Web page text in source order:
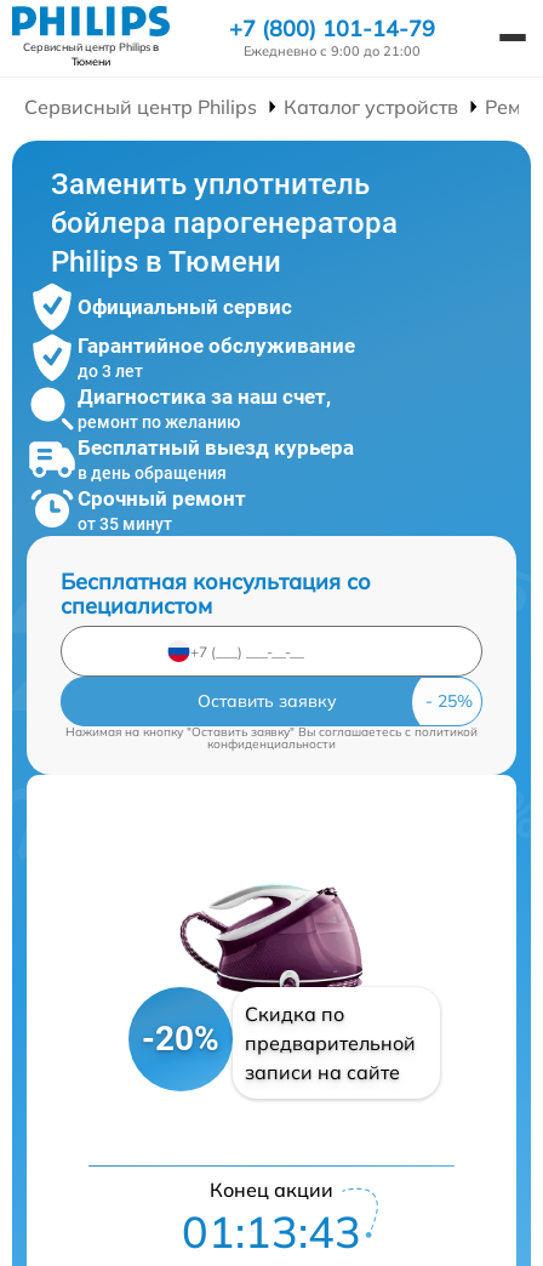
Сервисный центр Philipsв
Тюмени
+7 (800) 101-14-79
Ежедневно с 9:00 до 21:00
Сервисный центр Philips Каталог устройств
Заменить уплотнитель
бойлера парогенератора
Philips в Тюмени
Официальный сервис
Гарантийное обслуживание
до 3 лет
Диагностика за наш счет,
ремонт по желанию
Бесплатный выезд курьера
в день обращения
Срочный ремонт
от 35 минут
Бесплатная консультация со
специалистом
Оставить заявку
Нажимая на кнопку "Оставить заявку" Вы соглашаетесь c политикой
конфиденциальности
-20%
Скидка по
предварительной
записи на сайте
Конец акции
01:13:41